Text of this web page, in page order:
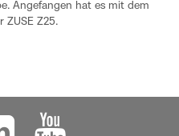
Angefangen hat es mit dem
ZUSE Z25.